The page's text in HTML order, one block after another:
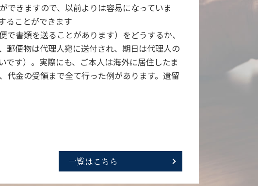
できますので、以前よりは容易になっていま
ることができます
書類を送ることがあります）をどうするか、
郵便物は代理人宛に送付され、期日は代理人の
す）。実際にも、ご本人は海外に居住したま
代金の受領まで全て行った例があります。遺留
一覧はこちら